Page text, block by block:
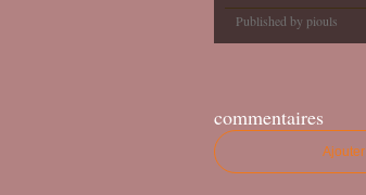
Published by piouls
commentaires